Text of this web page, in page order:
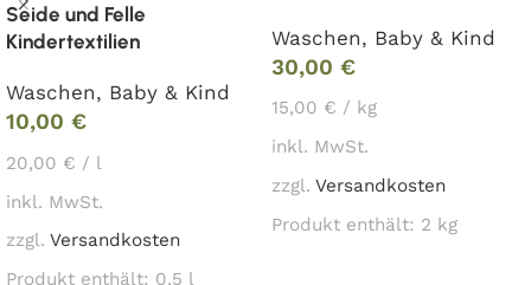
Seide und Felle
Kindertextilien
Waschen, Baby & Kind
10,00 €
20,00 € / l
inkl. MwSt.
zzgl. Versandkosten
Produkt enthält: 0,5 l
Waschen, Baby & Kind
30,00 €
15,00 € / kg
inkl. MwSt.
zzgl. Versandkosten
Produkt enthält: 2 kg